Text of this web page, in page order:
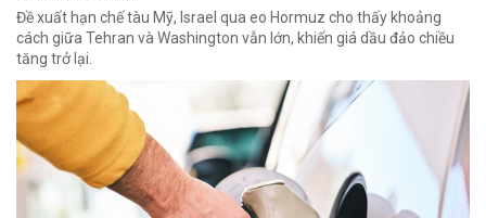
Đề xuất hạn chế tàu Mỹ, Israel qua eo Hormuz cho thấy khoảng
cách giữa Tehran và Washington vẫn lớn, khiến giá dầu đảo chiều
tăng trở lại.